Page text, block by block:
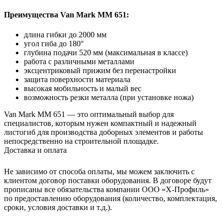
Преимущества Van Mark MM 651:
длина гибки до 2000 мм
угол гиба до 180°
глубина подачи 520 мм (максимальная в классе)
работа с различными металлами
эксцентриковый прижим без перенастройки
защита поверхности материала
высокая мобильность и малый вес
возможность резки металла (при установке ножа)
Van Mark MM 651 — это оптимальный выбор для
специалистов, которым нужен компактный и надежный
листогиб для производства доборных элементов и работы
непосредственно на строительной площадке.
Доставка и оплата
Не зависимо от способа оплаты, мы можем заключить с
клиентом договор поставки оборудования. В договоре будут
прописаны все обязательства компании ООО «Х-Профиль»
по предоставлению оборудования (количество, комплектация,
сроки, условия доставки и т.д.).